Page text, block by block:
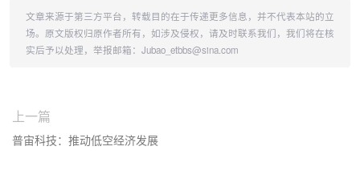
文章来源于第三方平台，转载目的在于传递更多信息，并不代表本站的立
场。原文版权归原作者所有，如涉及侵权，请及时联系我们，我们将在核
实后予以处理，举报邮箱：Jubao_etbbs@sina.com
上一篇
普宙科技：推动低空经济发展